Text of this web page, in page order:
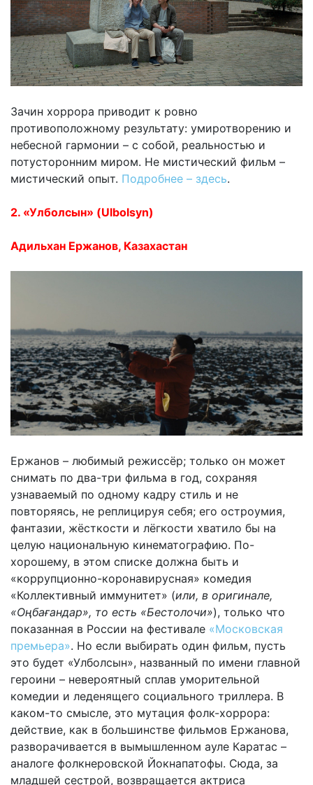
Зачин хоррора приводит к ровно
противоположному результату: умиротворению и
небесной гармонии – с собой, реальностью и
потусторонним миром. Не мистический фильм –
мистический опыт. Подробнее – здесь.
2. «Улболсын» (Ulbolsyn)
Адильхан Ержанов, Казахастан
Ержанов – любимый режиссёр; только он может
снимать по два-три фильма в год, сохраняя
узнаваемый по одному кадру стиль и не
повторяясь, не реплицируя себя; его остроумия,
фантазии, жёсткости и лёгкости хватило бы на
целую национальную кинематографию. По-
хорошему, в этом списке должна быть и
«коррупционно-коронавирусная» комедия
«Коллективный иммунитет» (или, в оригинале,
«Оңбағандар», то есть «Бестолочи»), только что
показанная в России на фестивале «Московская
премьера». Но если выбирать один фильм, пусть
это будет «Улболсын», названный по имени главной
героини – невероятный сплав уморительной
комедии и леденящего социального триллера. В
каком-то смысле, это мутация фолк-хоррора:
действие, как в большинстве фильмов Ержанова,
разворачивается в вымышленном ауле Каратас –
аналоге фолкнеровской Йокнапатофы. Сюда, за
младшей сестрой, возвращается актриса